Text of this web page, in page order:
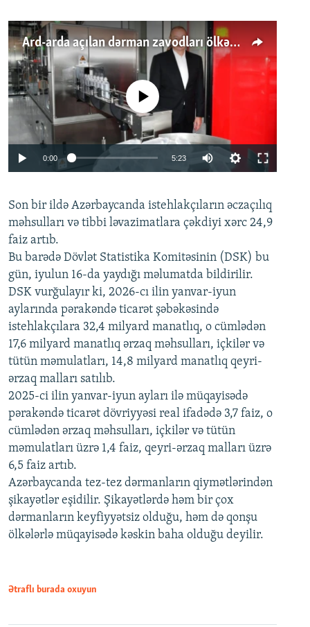
Ard-arda açılan dərman zavodları ölkənin tələbatını ödəyirmi?
Auto 240p 360p 480p
720p 1080p
No media source currently available
0:00 5:23
360p
480p
720p
1080p
Son bir ildə Azərbaycanda istehlakçıların əczaçılıq
məhsulları və tibbi ləvazimatlara çəkdiyi xərc 24,9
faiz artıb.
Bu barədə Dövlət Statistika Komitəsinin (DSK) bu
gün, iyulun 16-da yaydığı məlumatda bildirilir.
DSK vurğulayır ki, 2026-cı ilin yanvar-iyun
aylarında pərakəndə ticarət şəbəkəsində
istehlakçılara 32,4 milyard manatlıq, o cümlədən
17,6 milyard manatlıq ərzaq məhsulları, içkilər və
tütün məmulatları, 14,8 milyard manatlıq qeyri-
ərzaq malları satılıb.
2025-ci ilin yanvar-iyun ayları ilə müqayisədə
pərakəndə ticarət dövriyyəsi real ifadədə 3,7 faiz, o
cümlədən ərzaq məhsulları, içkilər və tütün
məmulatları üzrə 1,4 faiz, qeyri-ərzaq malları üzrə
6,5 faiz artıb.
Azərbaycanda tez-tez dərmanların qiymətlərindən
şikayətlər eşidilir. Şikayətlərdə həm bir çox
dərmanların keyfiyyətsiz olduğu, həm də qonşu
ölkələrlə müqayisədə kəskin baha olduğu deyilir.
Ətraflı burada oxuyun